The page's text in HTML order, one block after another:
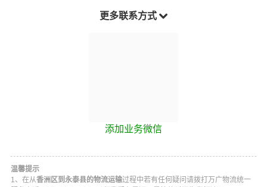
更多联系方式
添加业务微信
温馨提示
1、在从香洲区到永泰县的物流运输过程中若有任何疑问请拨打万广物流统一